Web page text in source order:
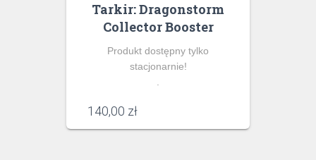
Tarkir: Dragonstorm
Collector Booster
Produkt dostępny tylko
stacjonarnie!
.
140,00 zł